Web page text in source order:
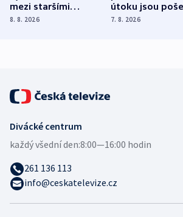
mezi staršími
Poláky nebezpečné
8. 8. 2026
útoku jsou
míní estonský
7. 8. 2026
Divácké centrum
každý všední den:8:00—16:00 hodin
261 136 113
info@ceskatelevize.cz